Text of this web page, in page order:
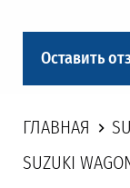
Оставить
ГЛАВНАЯ
SUZUKI